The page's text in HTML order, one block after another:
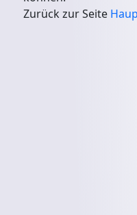
Zurück zur Seite